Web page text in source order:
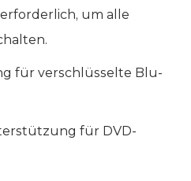
um alle
für verschlüsselte Blu-
für DVD-